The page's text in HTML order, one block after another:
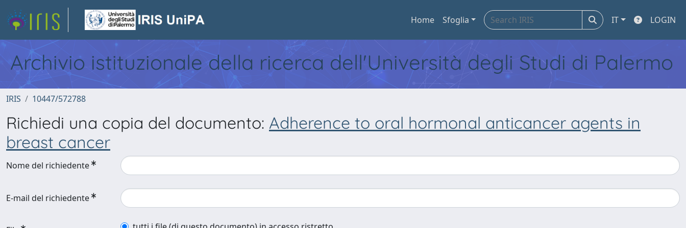
Home Sfoglia IT LOGIN
Archivio istituzionale della ricerca dell'Università degli Studi di Palermo
IRIS 10447/572788
Richiedi una copia del documento: Adherence to oral hormonal anticancer agents in
breast cancer
Nome del richiedente
E-mail del richiedente